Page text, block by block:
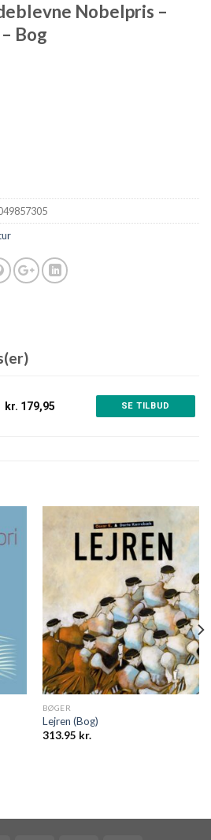
Nobelpris –
Bog
kr. 179,95 SE TILBUD
BØGER
Lejren (Bog)
313.95 kr.